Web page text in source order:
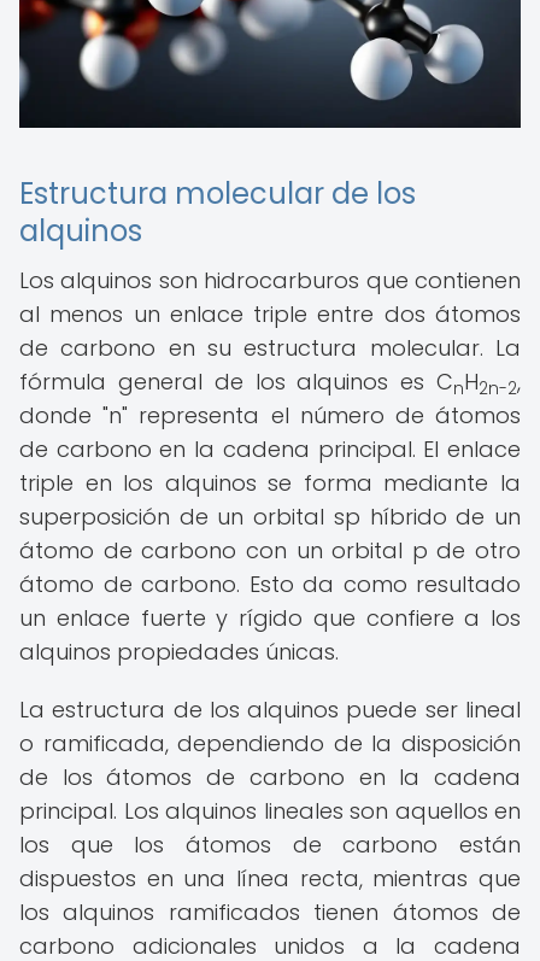
Estructura molecular de los
alquinos
Los alquinos son hidrocarburos que contienen
al menos un enlace triple entre dos átomos
de carbono en su estructura molecular. La
fórmula general de los alquinos es CnH2n-2,
donde "n" representa el número de átomos
de carbono en la cadena principal. El enlace
triple en los alquinos se forma mediante la
superposición de un orbital sp híbrido de un
átomo de carbono con un orbital p de otro
átomo de carbono. Esto da como resultado
un enlace fuerte y rígido que confiere a los
alquinos propiedades únicas.
La estructura de los alquinos puede ser lineal
o ramificada, dependiendo de la disposición
de los átomos de carbono en la cadena
principal. Los alquinos lineales son aquellos en
los que los átomos de carbono están
dispuestos en una línea recta, mientras que
los alquinos ramificados tienen átomos de
carbono adicionales unidos a la cadena